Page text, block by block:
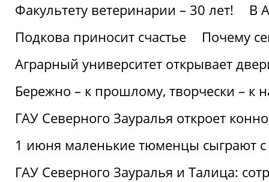
Факультету ветеринарии – 30 лет!
В
Подкова приносит счастье
Почему
Аграрный университет открывает
Бережно – к прошлому, творчески – к
ГАУ Северного Зауралья откроет
1 июня маленькие тюменцы сыграют с
ГАУ Северного Зауралья и Талица: